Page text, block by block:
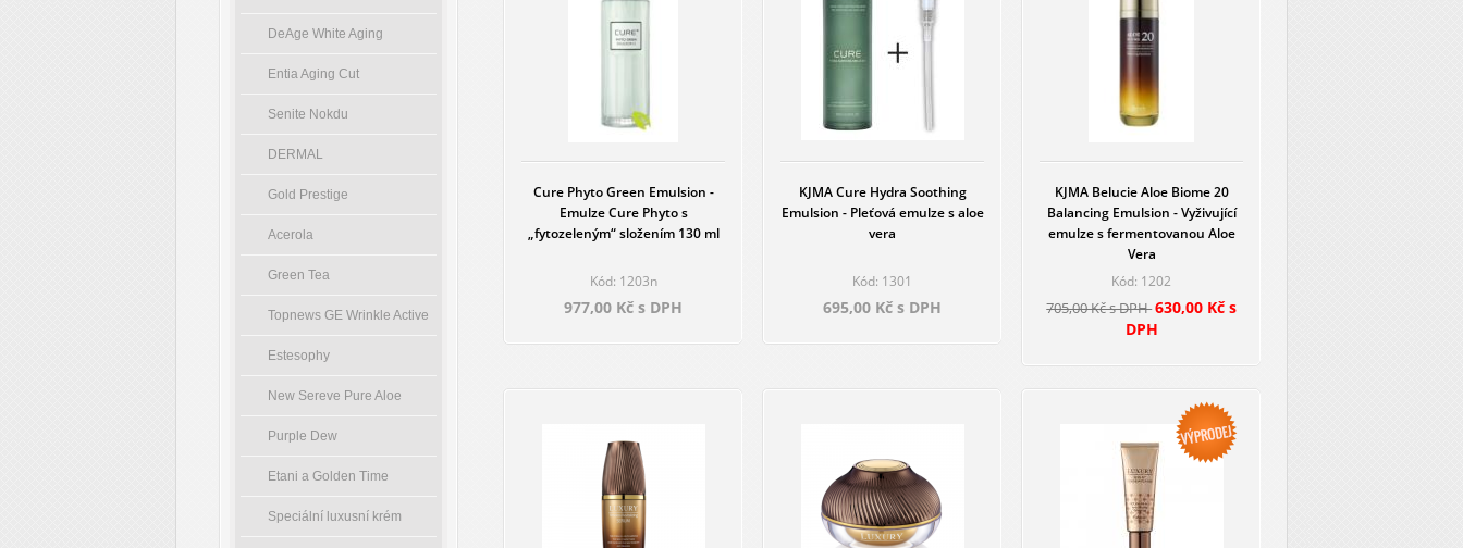
DeAge White Aging
Entia Aging Cut
Senite Nokdu
DERMAL
Gold Prestige
Acerola
Green Tea
Topnews GE Wrinkle Active
Estesophy
New Sereve Pure Aloe
Purple Dew
Etani a Golden Time
Speciální luxusní krém
Cure Phyto Green Emulsion -
Emulze Cure Phyto s
„fytozeleným“ složením 130 ml
Kód: 1203n
977,00 Kč s DPH
KJMA Cure Hydra Soothing
Emulsion - Pleťová emulze s aloe
vera
Kód: 1301
695,00 Kč s DPH
KJMA Belucie Aloe Biome 20
Balancing Emulsion - Vyživující
emulze s fermentovanou Aloe
Vera
Kód: 1202
705,00 Kč s DPH630,00 Kč s
DPH